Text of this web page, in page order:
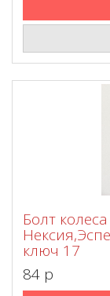
Болт
ключ 17
84 p